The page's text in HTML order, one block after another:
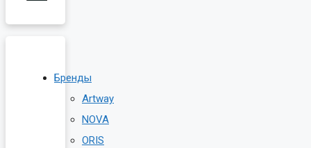
Бренды
Artway
NOVA
ORIS